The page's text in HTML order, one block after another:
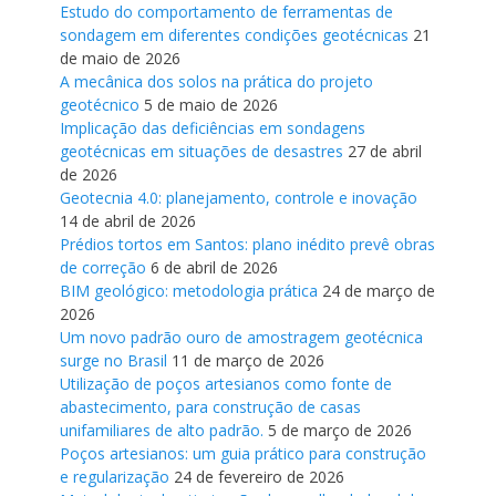
Estudo do comportamento de ferramentas de
sondagem em diferentes condições geotécnicas 21
de maio de 2026
A mecânica dos solos na prática do projeto
geotécnico 5 de maio de 2026
Implicação das deficiências em sondagens
geotécnicas em situações de desastres 27 de abril
de 2026
Geotecnia 4.0: planejamento, controle e inovação
14 de abril de 2026
Prédios tortos em Santos: plano inédito prevê obras
de correção 6 de abril de 2026
BIM geológico: metodologia prática 24 de março de
2026
Um novo padrão ouro de amostragem geotécnica
surge no Brasil 11 de março de 2026
Utilização de poços artesianos como fonte de
abastecimento, para construção de casas
unifamiliares de alto padrão. 5 de março de 2026
Poços artesianos: um guia prático para construção
e regularização 24 de fevereiro de 2026